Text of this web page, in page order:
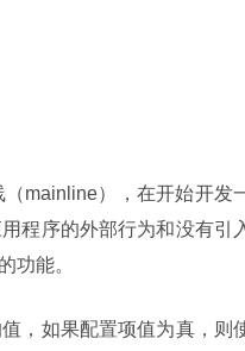
mainline），在开始开发
程序的外部行为和没有引
功能。
，如果配置项值为真，则